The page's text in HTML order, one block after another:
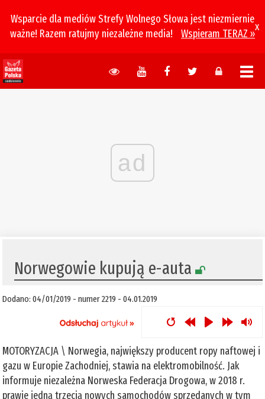
Wsparcie dla mediów Strefy Wolnego Słowa jest niezmiernie
ważne! Razem ratujmy niezależne media!
Wspieram TERAZ »
x
ad
Norwegowie kupują e-auta
Dodano: 04/01/2019 - numer 2219 - 04.01.2019
MOTORYZACJA \ Norwegia, największy producent ropy naftowej i
gazu w Europie Zachodniej, stawia na elektromobilność. Jak
informuje niezależna Norweska Federacja Drogowa, w 2018 r.
prawie jedną trzecią nowych samochodów sprzedanych w tym